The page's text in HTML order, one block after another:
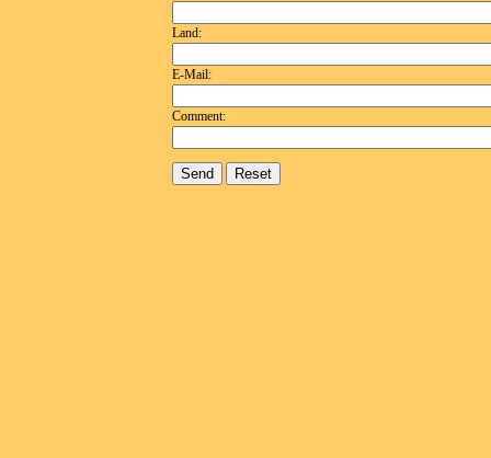
Land:
E-Mail:
Comment: